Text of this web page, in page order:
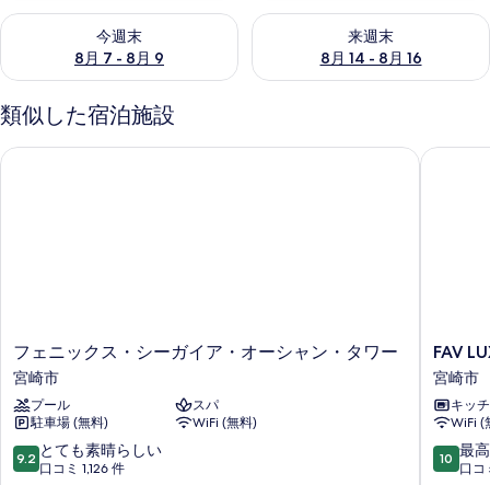
今週末
8月 7 - 8月 9
今週末 8月 7 - 8月 9 の空室状況をチェック
来週末
8月 14 - 8月 16
来週末 8月 14 - 8月 16 の空室
類似した宿泊施設
フ
ェ
ニ
ッ
ク
ス・
シ
フェニックス・シーガイア・オーシャン・タワー
宮崎市
プール
スパ
駐車場 (無料)
WiFi (無料)
10
段
9.2 とても素晴らしい
口コミ 1,126 件
フェニックス・シーガイア・オーシャン・タワー
FAV
LUX
宮
崎
宮
崎
市
FAV
宮崎市
キッ
WiFi (
10
段
10 最
口コ
FAV